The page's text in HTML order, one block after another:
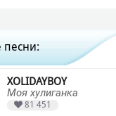
песни:
XOLIDAYBOY
Моя хулиганка
81 451